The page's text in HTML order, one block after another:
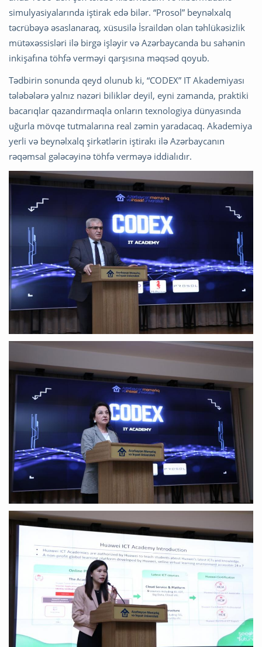
simulyasiyalarında iştirak edə bilər. “Prosol” beynəlxalq
təcrübəyə əsaslanaraq, xüsusilə İsraildən olan təhlükəsizlik
mütəxəssisləri ilə birgə işləyir və Azərbaycanda bu sahənin
inkişafına töhfə verməyi qarşısına məqsəd qoyub.
Tədbirin sonunda qeyd olunub ki, “CODEX” IT Akademiyası
tələbələrə yalnız nəzəri biliklər deyil, eyni zamanda, praktiki
bacarıqlar qazandırmaqla onların texnologiya dünyasında
uğurla mövqe tutmalarına real zəmin yaradacaq. Akademiya
yerli və beynəlxalq şirkətlərin iştirakı ilə Azərbaycanın
rəqəmsal gələcəyinə töhfə verməyə iddialıdır.